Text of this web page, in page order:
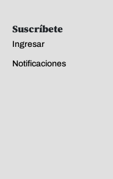
Suscríbete
Ingresar
Notificaciones